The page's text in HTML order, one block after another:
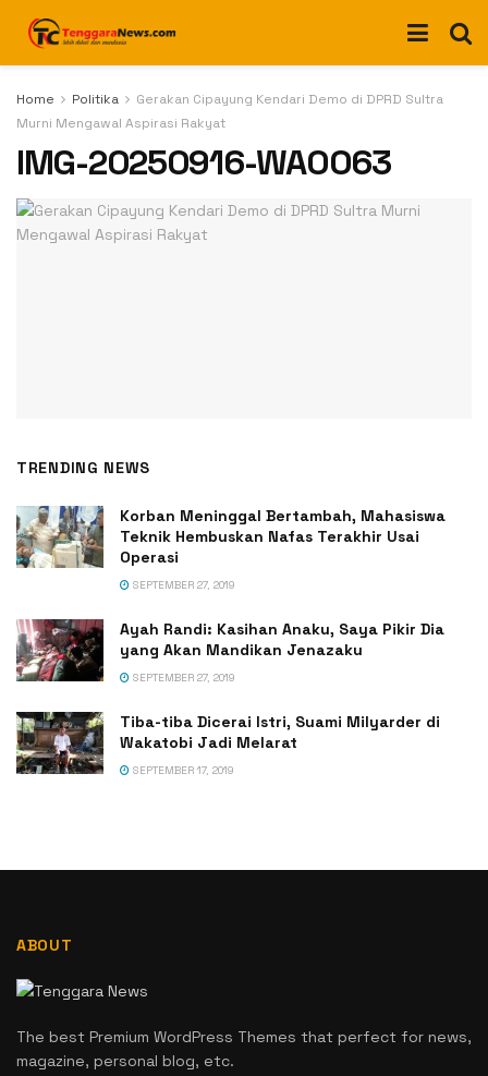
Home Politika
Gerakan Cipayung Kendari Demo di DPRD Sultra
Murni Mengawal Aspirasi Rakyat
IMG-20250916-WA0063
TRENDING NEWS
Korban Meninggal Bertambah, Mahasiswa
Teknik Hembuskan Nafas Terakhir Usai
Operasi
SEPTEMBER 27, 2019
Ayah Randi: Kasihan Anaku, Saya Pikir Dia
yang Akan Mandikan Jenazaku
SEPTEMBER 27, 2019
Tiba-tiba Dicerai Istri, Suami Milyarder di
Wakatobi Jadi Melarat
SEPTEMBER 17, 2019
ABOUT
The best Premium WordPress Themes that perfect for news,
magazine, personal blog, etc.